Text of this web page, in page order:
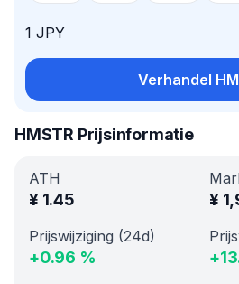
1 JPY
Verhandel
HMSTR Prijsinformatie
ATH
¥ 1.45 ¥
Prijswijziging (24d)
+0.96 % +